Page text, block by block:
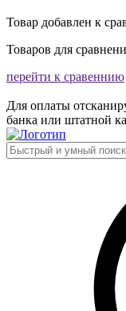
Товар добавлен к
Товаров для
перейти к сравеннию
Для оплаты
банка или штатной